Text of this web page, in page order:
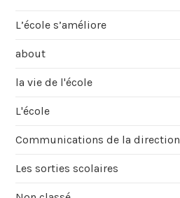
L’école s’améliore
about
la vie de l'école
L'école
Communications de la direction
Les sorties scolaires